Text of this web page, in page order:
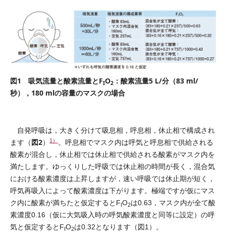
図1 吸気流量と酸素流量とFIO2 ：酸素流量5 L/分（83 ml/
秒），180 mlの容量のマスクの場合
自発呼吸は，大きく分けて吸息相，呼息相，休止相で構成され
ます（図2） 1）
。呼息相でマスク内は呼気と呼息相で供給される
酸素が混合し，休止相では休止相で供給される酸素がマスク内を
満たします。ゆっくりした呼吸では休止相の時間が長く，混合気
における酸素濃度は上昇しますが，速い呼吸では休止期が短く，
呼気再吸入によって酸素濃度は下がります。極端ですが仮にマス
ク内に酸素が満ちたと仮定するとFIO2は0.63，マスク内が全て酸
素濃度0.16（仮に大気吸入時の呼気酸素濃度と同等に設定）の呼
気と仮定するとFIO2は0.32となります（図1）。